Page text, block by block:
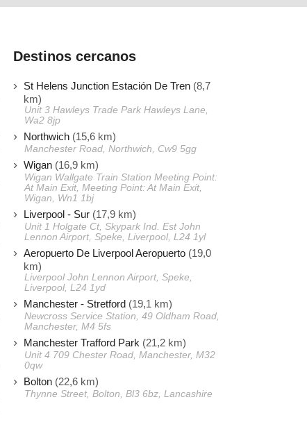
Destinos cercanos
St Helens Junction Estación De Tren (8,7
km)
Unit 3 Hawleys Trade Park Hawleys Lane,
Wa2 8jp
Northwich (15,6 km)
Manchester Road, Northwich, Cw9 5gg
Wigan (16,9 km)
Wigan Wallgate Train Station Meeting Point:
At Main Exit, Meeting Point: At Main Exit,
Wigan, Wn1 1bj
Liverpool - Sur (17,9 km)
Unit 1 Holgate Ct, Skypark Ind. Est John
Lennon Airport, Speke, Liverpool, L24 1yl
Aeropuerto De Liverpool Aeropuerto (19,0
km)
Liverpool John Lennon Airport, Speke,
Liverpool, L24 1yd
Manchester - Stretford (19,1 km)
Newcross Service Station, 49 Oldham Road,
Manchester, M4 5fs
Manchester Trafford Park (21,2 km)
Unit 4 709 Chester Road, Manchester, M32
0qw
Bolton (22,6 km)
Thynne Street, Bolton, Bl3 6bz, Lancashire